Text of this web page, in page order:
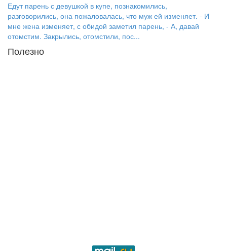
Едут парень с девушкой в купе, познакомились,
разговорились, она пожаловалась, что муж ей изменяет. - И
мне жена изменяет, с обидой заметил парень, - А, давай
отомстим. Закрылись, отомстили, пос...
Полезно